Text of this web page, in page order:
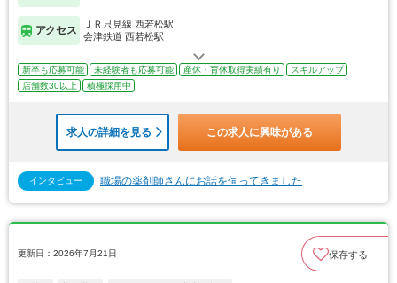
アクセス
ＪＲ只見線 西若松駅
会津鉄道 西若松駅
新卒も応募可能 未経験者も応募可能 産休・育休取得実績有り
スキルアップ
店舗数30以上
積極採用中
求人の詳細を見る この求人に興味がある
インタビュー 職場の薬剤師さんにお話を伺ってきました
更新日：2026年7月21日 保存する